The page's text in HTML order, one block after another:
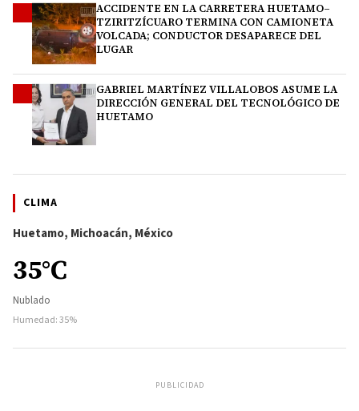
ACCIDENTE EN LA CARRETERA HUETAMO–
TZIRITZÍCUARO TERMINA CON CAMIONETA
VOLCADA; CONDUCTOR DESAPARECE DEL
LUGAR
GABRIEL MARTÍNEZ VILLALOBOS ASUME LA
DIRECCIÓN GENERAL DEL TECNOLÓGICO DE
HUETAMO
CLIMA
Huetamo, Michoacán, México
35°C
Nublado
Humedad: 35%
PUBLICIDAD